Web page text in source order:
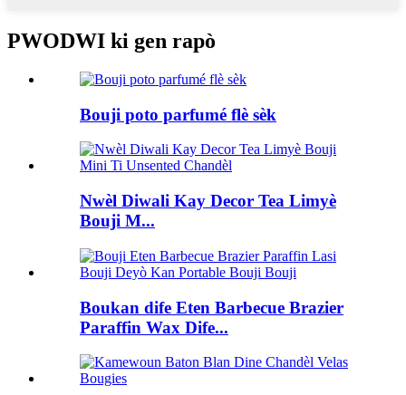
PWODWI ki gen rapò
Bouji poto parfumé flè sèk
Nwèl Diwali Kay Decor Tea Limyè
Bouji M...
Boukan dife Eten Barbecue Brazier
Paraffin Wax Dife...